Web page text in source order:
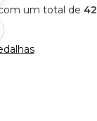
um total de